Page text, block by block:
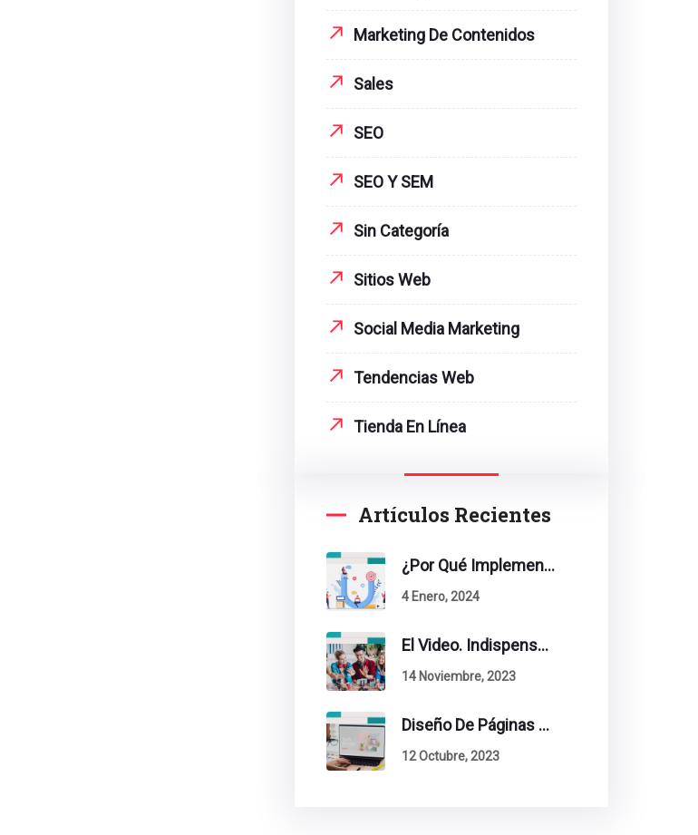
Marketing De Contenidos
Sales
SEO
SEO Y SEM
Sin Categoría
Sitios Web
Social Media Marketing
Tendencias Web
Tienda En Línea
Artículos Recientes
¿Por Qué Implementar La Metodología Inbound Marketing En Tu Empresa?
4 Enero, 2024
El Video. Indispensable En Tu Estrategia De Contenidos.
14 Noviembre, 2023
Diseño De Páginas Web. Esto Debe Tener Un Sitio Exitoso.
12 Octubre, 2023